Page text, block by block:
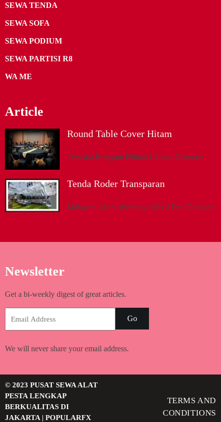
SEWA TENDA
SEWA SOFA
SEWA PODIUM
SEWA PARTISI R8
WA ME
Article
Round Table Cover Hitam
Tersedia Beragam Pilihan Ukuran Diameter
Tenda Roder Transparan
Melayani Acara Wedding Indoor Dan Outdoor
Newsletter
Get a bi-weekly digest of great articles.
Go
We will never share your email address.
© 2023 PUSAT SEWA ALAT
PESTA LENGKAP
BERKUALITAS DI
JAKARTA | POPULARFX
TERMS AND
CONDITIONS